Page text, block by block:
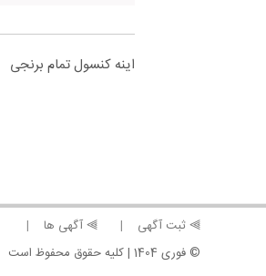
اینه کنسول تمام برنجی
⫸ ثبت آگهی ⫸ آگهی ها
© فوری 1404 | کلیه حقوق محفوظ است